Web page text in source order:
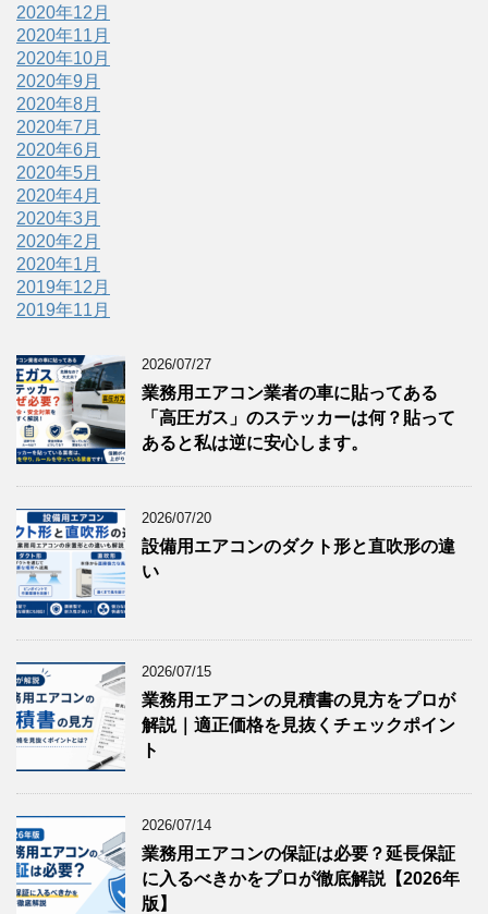
2020年12月
2020年11月
2020年10月
2020年9月
2020年8月
2020年7月
2020年6月
2020年5月
2020年4月
2020年3月
2020年2月
2020年1月
2019年12月
2019年11月
2026/07/27
業務用エアコン業者の車に貼ってある
「高圧ガス」のステッカーは何？貼って
あると私は逆に安心します。
2026/07/20
設備用エアコンのダクト形と直吹形の違
い
2026/07/15
業務用エアコンの見積書の見方をプロが
解説｜適正価格を見抜くチェックポイン
ト
2026/07/14
業務用エアコンの保証は必要？延長保証
に入るべきかをプロが徹底解説【2026年
版】